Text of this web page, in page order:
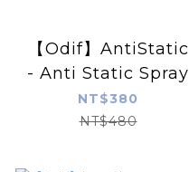
【Odif】AntiStatic
- Anti Static Spray
NT$380
NT$480